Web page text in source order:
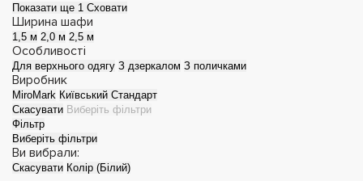
Показати ще 1 Сховати
Ширина шафи
1,5 м 2,0 м 2,5 м
Особливості
Для верхнього одягу З дзеркалом З поличками
Виробник
MiroMark Київський Стандарт
Скасувати Виберіть фільтри
Фільтр
Виберіть фільтри
Ви вибрали:
Скасувати Колір (Білий)